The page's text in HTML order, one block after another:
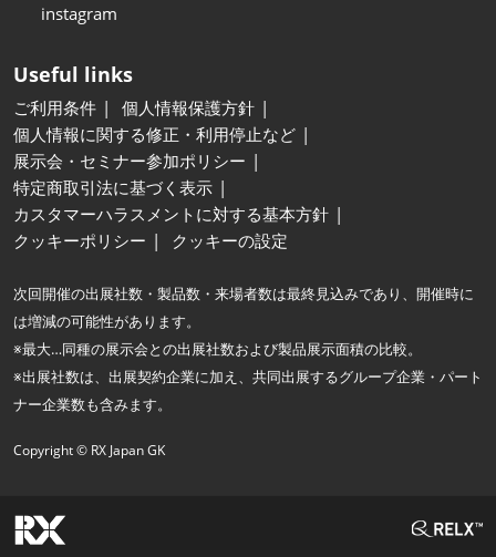
instagram
Useful links
ご利用条件
個人情報保護方針
個人情報に関する修正・利用停止など
展示会・セミナー参加ポリシー
特定商取引法に基づく表示
カスタマーハラスメントに対する基本方針
クッキーポリシー
クッキーの設定
次回開催の出展社数・製品数・来場者数は最終見込みであり、開催時に
は増減の可能性があります。
※最大…同種の展示会との出展社数および製品展示面積の比較。
※出展社数は、出展契約企業に加え、共同出展するグループ企業・パート
ナー企業数も含みます。
Copyright © RX Japan GK